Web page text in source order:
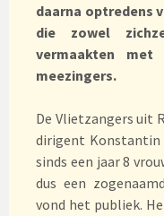
daarna optredens
die zowel
vermaakten
meezingers.
De Vlietzangers uit
dirigent
sinds een jaar 8
dus een
vond het publiek.